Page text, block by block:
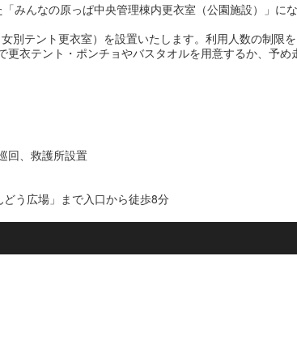
みんなの原っぱ中央管理棟内更衣室（公園施設）」に
テント更衣室）を設置いたします。利用人数の制限
衣テント・ポンチョやバスタオルを用意するか、予め
回、救護所設置
う広場」まで入口から徒歩8分